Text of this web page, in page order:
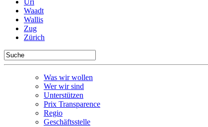
Uri
Waadt
Wallis
Zug
Zürich
Was wir wollen
Wer wir sind
Unterstützen
Prix Transparence
Regio
Geschäftsstelle